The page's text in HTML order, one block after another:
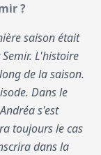
?
saison était
L'histoire
de la saison.
Dans le
s'est
toujours le cas
dans la